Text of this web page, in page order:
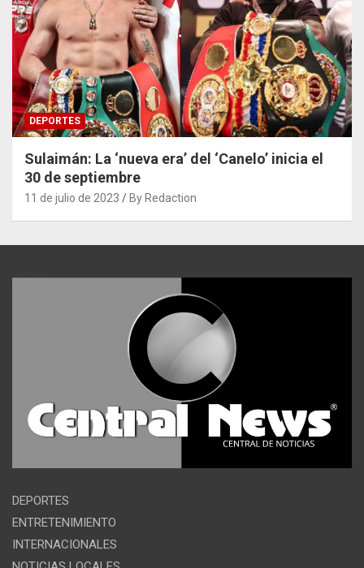
DEPORTES
Sulaimán: La ‘nueva era’ del ‘Canelo’ inicia el
30 de septiembre
11 de julio de 2023 By Redaction
DEPORTES
ENTRETENIMIENTO
INTERNACIONALES